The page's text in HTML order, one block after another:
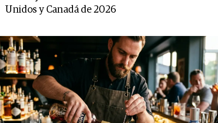
Unidos y Canadá de 2026